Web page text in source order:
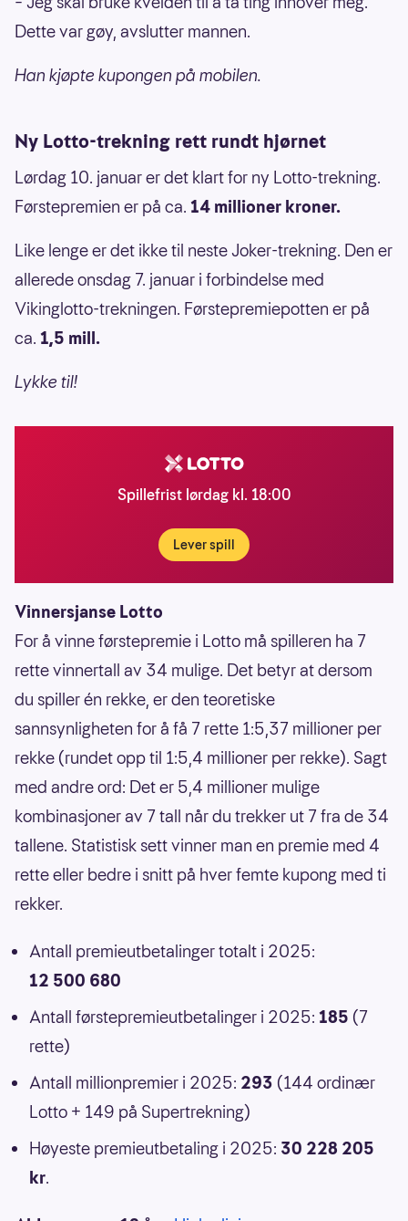
Dette var gøy, avslutter mannen.
Han kjøpte kupongen på mobilen.
Ny Lotto-trekning rett rundt hjørnet
Lørdag 10. januar er det klart for ny Lotto-trekning.
Førstepremien er på ca. 14 millioner kroner.
Like lenge er det ikke til neste Joker-trekning. Den er
allerede onsdag 7. januar i forbindelse med
Vikinglotto-trekningen. Førstepremiepotten er på
ca. 1,5 mill.
Lykke til!
Spillefrist lørdag kl. 18:00
Lever spill
Vinnersjanse Lotto
For å vinne førstepremie i Lotto må spilleren ha 7
rette vinnertall av 34 mulige. Det betyr at dersom
du spiller én rekke, er den teoretiske
sannsynligheten for å få 7 rette 1:5,37 millioner per
rekke (rundet opp til 1:5,4 millioner per rekke). Sagt
med andre ord: Det er 5,4 millioner mulige
kombinasjoner av 7 tall når du trekker ut 7 fra de 34
tallene. Statistisk sett vinner man en premie med 4
rette eller bedre i snitt på hver femte kupong med ti
rekker.
Antall premieutbetalinger totalt i 2025:
12 500 680
Antall førstepremieutbetalinger i 2025: 185 (7
rette)
Antall millionpremier i 2025: 293 (144 ordinær
Lotto + 149 på Supertrekning)
Høyeste premieutbetaling i 2025: 30 228 205
kr.